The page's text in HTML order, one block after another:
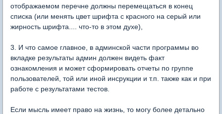
отображаемом перечне должны перемещаться в конец
списка (или менять цвет шрифта с красного на серый или
жирность шрифта.... что-то в этом духе),
3. И что самое главное, в админской части программы во
вкладке результаты админ должен видеть факт
ознакомления и может сформировать отчеты по группе
пользователей, той или иной инсрукции и т.п. также как и при
работе с результатами тестов.
Если мысль имеет право на жизнь, то могу более детально